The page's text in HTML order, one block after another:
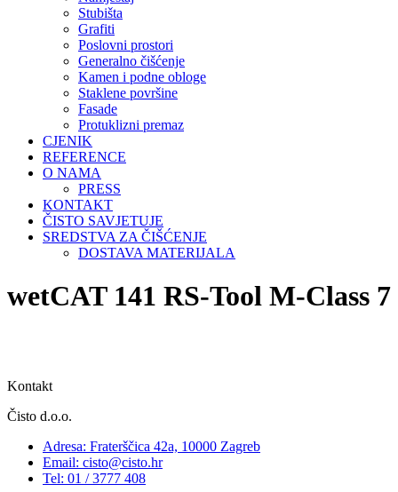
Stubišta
Grafiti
Poslovni prostori
Generalno čišćenje
Kamen i podne obloge
Staklene površine
Fasade
Protuklizni premaz
CJENIK
REFERENCE
O NAMA
PRESS
KONTAKT
ČISTO SAVJETUJE
SREDSTVA ZA ČIŠĆENJE
DOSTAVA MATERIJALA
wetCAT 141 RS-Tool M-Class 7
Kontakt
Čisto d.o.o.
Adresa: Fraterščica 42a, 10000 Zagreb
Email: cisto@cisto.hr
Tel: 01 / 3777 408